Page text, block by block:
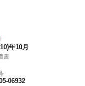
年10月
書
06932